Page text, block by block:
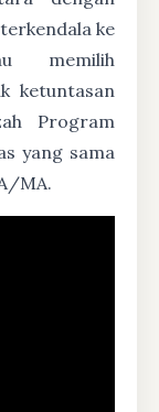
ke
memilih
ketuntasan
Program
yang sama
MA.